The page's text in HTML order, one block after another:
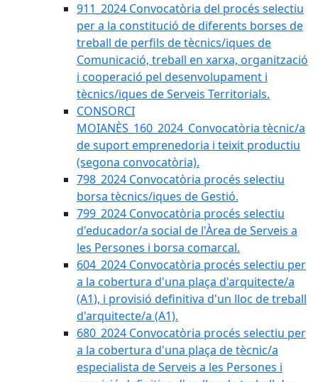
911_2024 Convocatòria del procés selectiu
per a la constitució de diferents borses de
treball de perfils de tècnics/iques de
Comunicació, treball en xarxa, organització
i cooperació pel desenvolupament i
tècnics/iques de Serveis Territorials.
CONSORCI
MOIANÈS_160_2024_Convocatòria tècnic/a
de suport emprenedoria i teixit productiu
(segona convocatòria).
798_2024 Convocatòria procés selectiu
borsa tècnics/iques de Gestió.
799_2024 Convocatòria procés selectiu
d'educador/a social de l'Àrea de Serveis a
les Persones i borsa comarcal.
604_2024 Convocatòria procés selectiu per
a la cobertura d'una plaça d'arquitecte/a
(A1), i provisió definitiva d'un lloc de treball
d'arquitecte/a (A1).
680_2024 Convocatòria procés selectiu per
a la cobertura d'una plaça de tècnic/a
especialista de Serveis a les Persones i